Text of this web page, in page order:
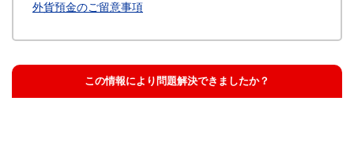
外貨預金のご留意事項
この情報により問題解決できましたか？